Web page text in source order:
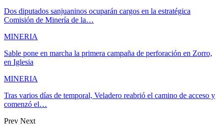
Dos diputados sanjuaninos ocuparán cargos en la estratégica
Comisión de Minería de la…
MINERIA
Sable pone en marcha la primera campaña de perforación en Zorro,
en Iglesia
MINERIA
Tras varios días de temporal, Veladero reabrió el camino de acceso y
comenzó el…
Prev Next